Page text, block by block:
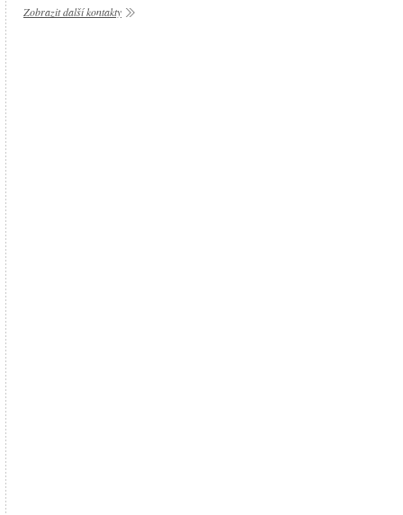
Zobrazit další kontakty